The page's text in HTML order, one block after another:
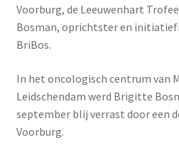
Voorburg, de Leeuwenhart
Bosman, oprichtster en
BriBos.
In het oncologisch centrum van
Leidschendam werd Brigitte
september blij verrast door een
Voorburg.